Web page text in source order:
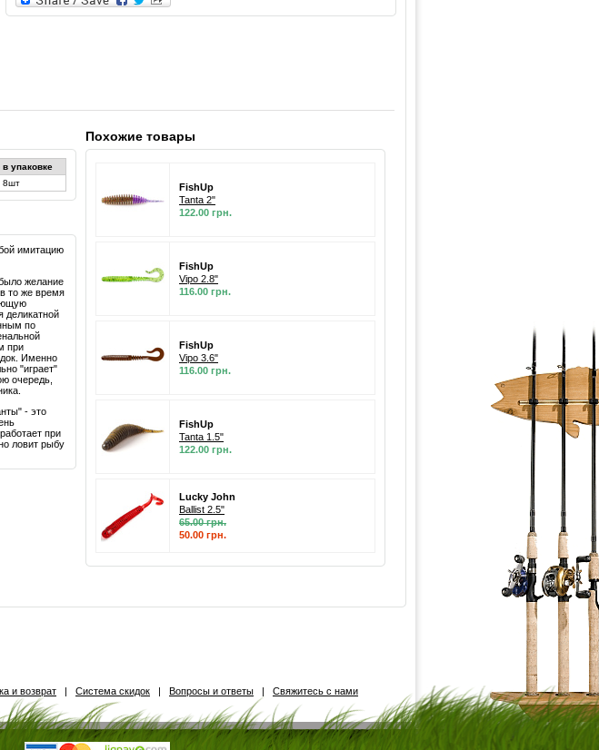
в упаковке
8шт
имитацию
желание
то же время
деликатной
по
при
Именно
"играет"
очередь,
- это
при
ловит рыбу
Похожие товары
FishUp
Tanta 2"
122.00 грн.
FishUp
Vipo 2.8"
116.00 грн.
FishUp
Vipo 3.6"
116.00 грн.
FishUp
Tanta 1.5"
122.00 грн.
Lucky John
Ballist 2.5"
65.00 грн.
50.00 грн.
и возврат | Система скидок | Вопросы и ответы | Свяжитесь с нами